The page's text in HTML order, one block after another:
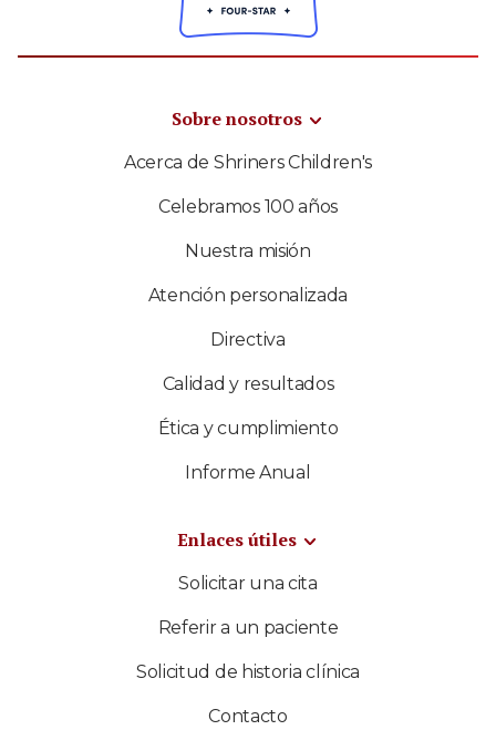
Sobre nosotros
Acerca de Shriners Children's
Celebramos 100 años
Nuestra misión
Atención personalizada
Directiva
Calidad y resultados
Ética y cumplimiento
Informe Anual
Enlaces útiles
Solicitar una cita
Referir a un paciente
Solicitud de historia clínica
Contacto